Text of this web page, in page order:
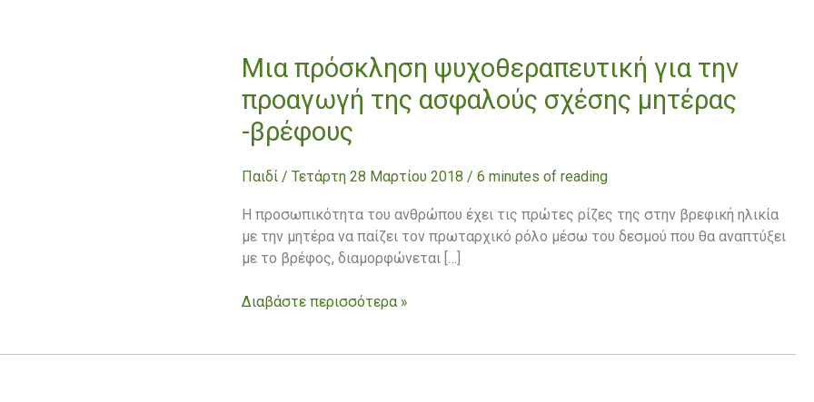
Μια πρόσκληση ψυχοθεραπευτική για την
προαγωγή της ασφαλούς σχέσης μητέρας
-βρέφους
Παιδί / Τετάρτη 28 Μαρτίου 2018 / 6 minutes of reading
Η προσωπικότητα του ανθρώπου έχει τις πρώτες ρίζες της στην βρεφική ηλικία
με την μητέρα να παίζει τον πρωταρχικό ρόλο μέσω του δεσμού που θα αναπτύξει
με το βρέφος, διαμορφώνεται […]
Μια
πρόσκληση
ψυχοθεραπευτική
για
την
προαγωγή
ασφαλούς
σχέσης
μητέρας
Διαβάστε περισσότερα »